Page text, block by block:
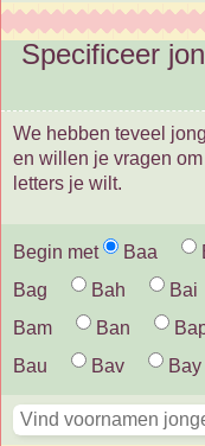
Specificeer
We hebben teveel
en willen je vragen
letters je wilt.
Begin met Baa
Bag
Bah Bai
Bam
Ban
Bau
Bav Bay